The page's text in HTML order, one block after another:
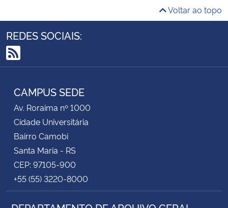
Voltar ao topo
REDES SOCIAIS:
RSS
CAMPUS SEDE
Av. Roraima nº 1000
Cidade Universitária
Bairro Camobi
Santa Maria - RS
CEP: 97105-900
+55 (55) 3220-8000